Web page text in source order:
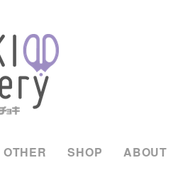
OTHER SHOP ABOUT